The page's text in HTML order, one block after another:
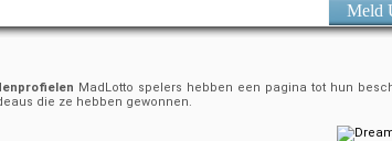
Meld
MadLotto spelers hebben een pagina tot hun
die ze hebben gewonnen.